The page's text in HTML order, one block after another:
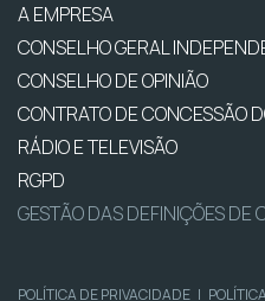
A EMPRESA
CONSELHO GERAL
CONSELHO DE OPINIÃO
CONTRATO DE CONCESSÃO
RÁDIO E TELEVISÃO
RGPD
GESTÃO DAS DEFINIÇÕES DE
POLÍTICA DE PRIVACIDADE |